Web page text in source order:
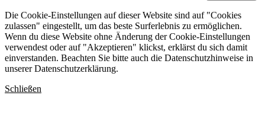
Die Cookie-Einstellungen auf dieser Website sind auf "Cookies
zulassen" eingestellt, um das beste Surferlebnis zu ermöglichen.
Wenn du diese Website ohne Änderung der Cookie-Einstellungen
verwendest oder auf "Akzeptieren" klickst, erklärst du sich damit
einverstanden. Beachten Sie bitte auch die Datenschutzhinweise in
unserer Datenschutzerklärung.
Schließen